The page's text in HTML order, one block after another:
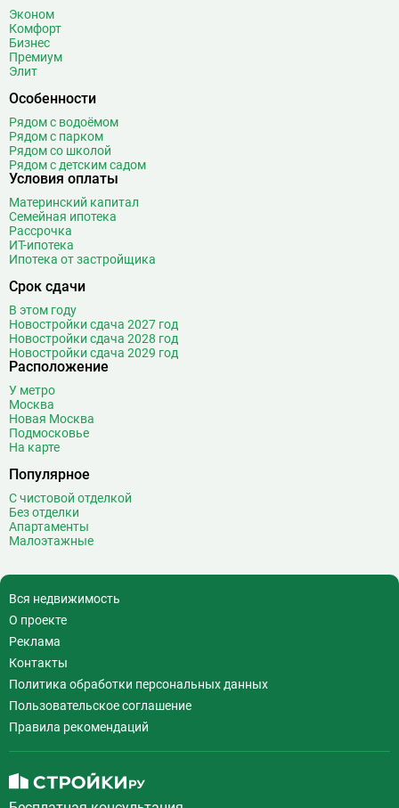
Эконом
Комфорт
Бизнес
Премиум
Элит
Особенности
Рядом с водоёмом
Рядом с парком
Рядом со школой
Рядом с детским садом
Условия оплаты
Материнский капитал
Семейная ипотека
Рассрочка
ИТ-ипотека
Ипотека от застройщика
Срок сдачи
В этом году
Новостройки сдача 2027 год
Новостройки сдача 2028 год
Новостройки сдача 2029 год
Расположение
У метро
Москва
Новая Москва
Подмосковье
На карте
Популярное
С чистовой отделкой
Без отделки
Апартаменты
Малоэтажные
Вся недвижимость
О проекте
Реклама
Контакты
Политика обработки персональных данных
Пользовательское соглашение
Правила рекомендаций